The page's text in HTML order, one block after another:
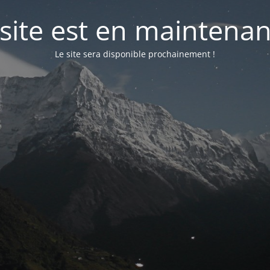
est en
Le site sera disponible prochainement !